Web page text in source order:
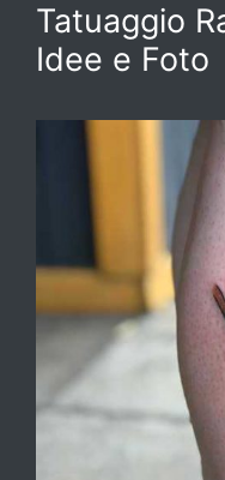
Tatuaggio
Idee e Foto